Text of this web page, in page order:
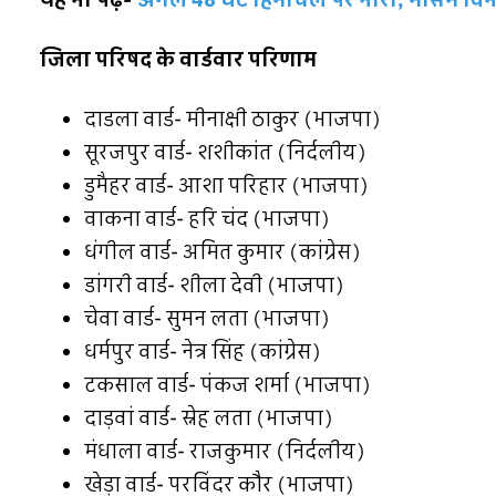
जिला परिषद के वार्डवार परिणाम
दाडला वार्ड- मीनाक्षी ठाकुर (भाजपा)
सूरजपुर वार्ड- शशीकांत (निर्दलीय)
डुमैहर वार्ड- आशा परिहार (भाजपा)
वाकना वार्ड- हरि चंद (भाजपा)
धंगील वार्ड- अमित कुमार (कांग्रेस)
डांगरी वार्ड- शीला देवी (भाजपा)
चेवा वार्ड- सुमन लता (भाजपा)
धर्मपुर वार्ड- नेत्र सिंह (कांग्रेस)
टकसाल वार्ड- पंकज शर्मा (भाजपा)
दाड़वां वार्ड- स्नेह लता (भाजपा)
मंधाला वार्ड- राजकुमार (निर्दलीय)
खेड़ा वार्ड- परविंदर कौर (भाजपा)